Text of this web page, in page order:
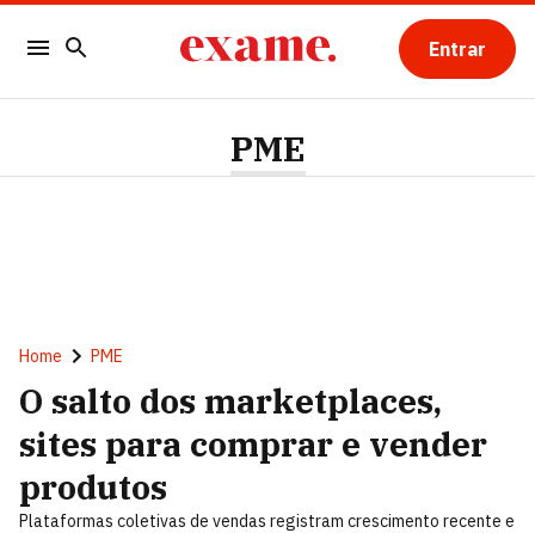
Entrar
PME
Home PME
O salto dos marketplaces,
sites para comprar e vender
produtos
Plataformas coletivas de vendas registram crescimento recente e